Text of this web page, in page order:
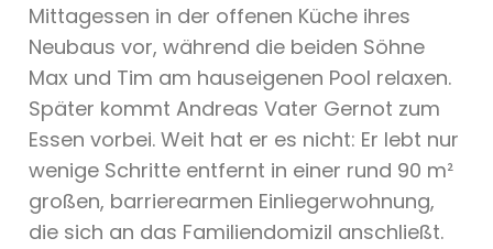
Mittagessen in der offenen Küche ihres
Neubaus vor, während die beiden Söhne
Max und Tim am hauseigenen Pool relaxen.
Später kommt Andreas Vater Gernot zum
Essen vorbei. Weit hat er es nicht: Er lebt nur
wenige Schritte entfernt in einer rund 90 m²
großen, barrierearmen Einliegerwohnung,
die sich an das Familiendomizil anschließt.